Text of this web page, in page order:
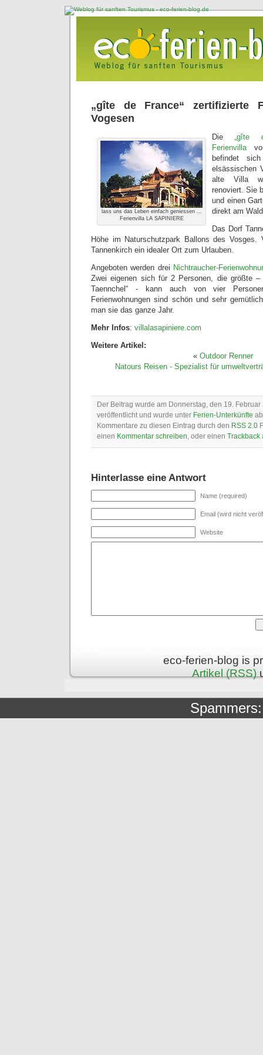
„gîte de France“ zertifizierte
Vogesen
lass uns das Leben einfach geniessen ...
Ferienvilla LA SAPINIERE
Die„gîte
Ferienvilla
befindet
elsässischen
alte Villa
renoviert. Sie
und einen
direkt am
Das Dorf
Höhe im Naturschutzpark Ballons des Vosges.
Tannenkirch ein idealer Ort zum Urlauben.
Angeboten werden drei Nichtraucher-
Zwei eigenen sich für 2 Personen, die größte –
Taennchel“ - kann auch von vier
Ferienwohnungen sind schön und sehr
man sie das ganze Jahr.
Mehr Infos: villalasapiniere.com
Weitere Artikel:
« Outdoor Renner
Natours Reisen - Spezialist für
Der Beitrag wurde am Donnerstag, den 19.
veröffentlicht und wurde unter Ferien-Unterkünfte
Kommentare zu diesen Eintrag durch den RSS 2.0
einen Kommentar schreiben, oder einen Trackback
Hinterlasse eine Antwort
Name (required)
Email (wird nicht
Website
eco-ferien-blog is
Artikel (RSS)